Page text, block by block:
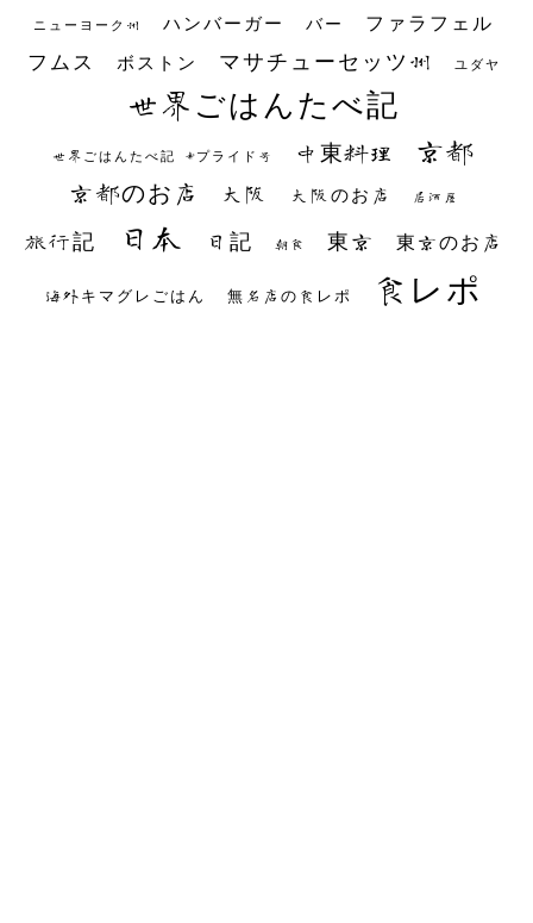
ニューヨーク州 ハンバーガー バー ファラフェル
フムス ボストン マサチューセッツ州 ユダヤ
世界ごはんたべ記
世界ごはんたべ記 #プライド号 中東料理 京都
京都のお店 大阪 大阪のお店 居酒屋
旅行記 日本 日記 朝食 東京 東京のお店
海外キマグレごはん 無名店の食レポ 食レポ